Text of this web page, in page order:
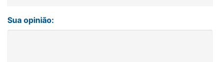
Sua opinião: